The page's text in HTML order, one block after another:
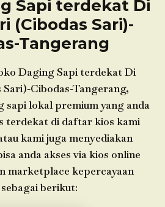
Sapi terdekat Di
(Cibodas Sari)-
Tangerang
Daging Sapi terdekat Di
Cibodas-Tangerang,
sapi lokal premium yang anda
terdekat di daftar kios kami
kami juga menyediakan
anda akses via kios online
marketplace kepercayaan
berikut: